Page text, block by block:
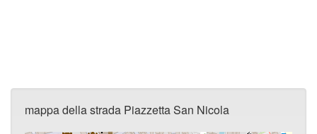
mappa della strada Piazzetta San Nicola